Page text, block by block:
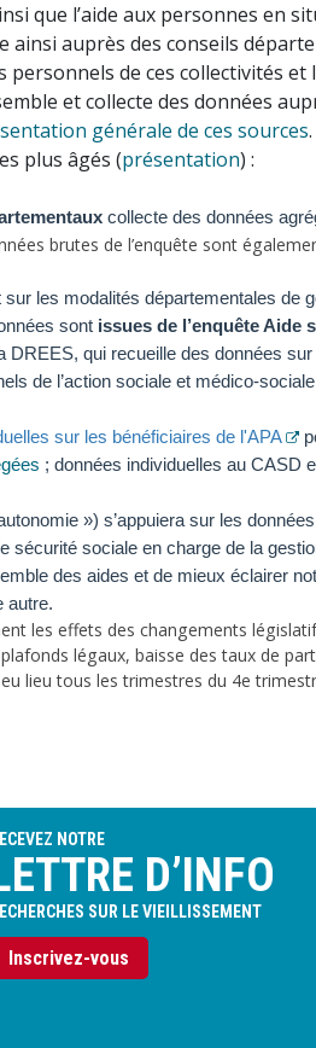
que l’aide aux personnes en
ainsi auprès des conseils
de ces collectivités et
et collecte des données
générale de ces sources
plus âgés (présentation) :
collecte des données
brutes de l’enquête sont
les modalités départementales de
sont issues de l’enquête Aide
DREES, qui recueille des données sur
de l’action sociale et médico-
sur les bénéficiaires de l'APA
; données individuelles au CASD
») s’appuiera sur les données
sécurité sociale en charge de la
des aides et de mieux éclairer
autre.
les effets des changements
légaux, baisse des taux de
lieu tous les trimestres du 4e
NOTRE
D’INFO
SUR LE VIEILLISSEMENT
Inscrivez-vous